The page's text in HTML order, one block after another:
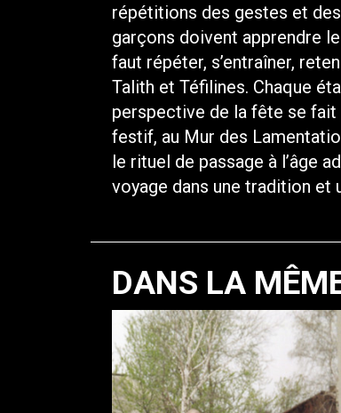
répétitions des gestes et
garçons doivent apprendre
faut répéter, s’entraîner,
Talith et Téfilines. Chaque
perspective de la fête se fait
festif, au Mur des
le rituel de passage à l’âge
voyage dans une tradition et
DANS LA